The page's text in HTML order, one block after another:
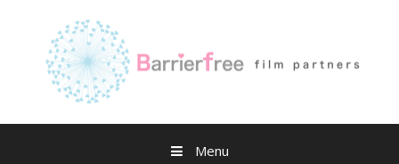
Menu